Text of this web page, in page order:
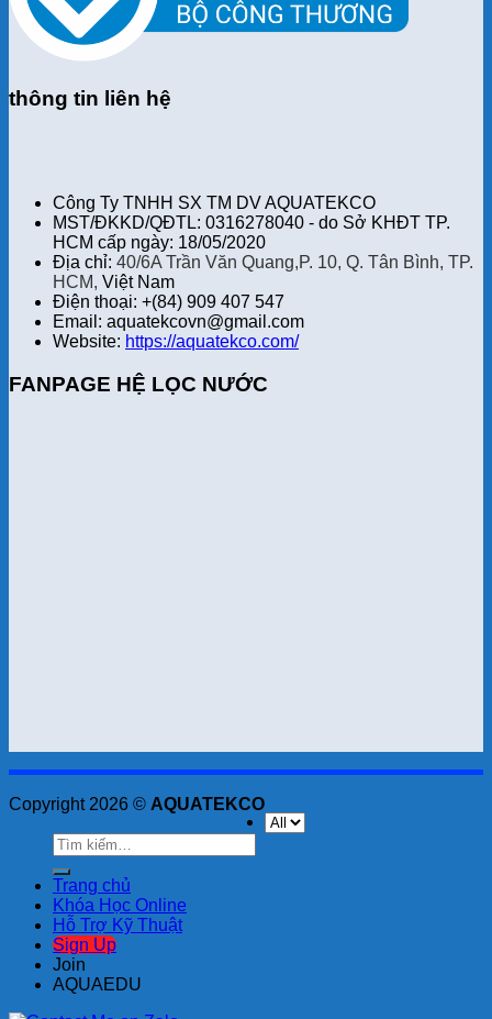
thông tin liên hệ
Công Ty TNHH SX TM DV AQUATEKCO
MST/ĐKKD/QĐTL: 0316278040 - do Sở KHĐT TP.
HCM cấp ngày: 18/05/2020
Địa chỉ: 40/6A Trần Văn Quang,P. 10, Q. Tân Bình, TP.
HCM, Việt Nam
Điện thoại: +(84) 909 407 547
Email: aquatekcovn@gmail.com
Website: https://aquatekco.com/
FANPAGE HỆ LỌC NƯỚC
Copyright 2026 © AQUATEKCO
Tìm
kiếm:
Trang chủ
Khóa Học Online
Hỗ Trợ Kỹ Thuật
Sign Up
Join
AQUAEDU